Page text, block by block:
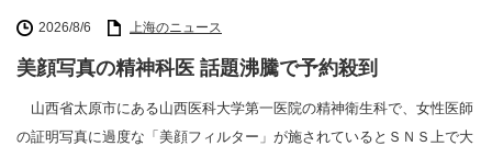
2026/8/6 上海のニュース
美顔写真の精神科医 話題沸騰で予約殺到
山西省太原市にある山西医科大学第一医院の精神衛生科で、女性医師
の証明写真に過度な「美顔フィルター」が施されているとＳＮＳ上で大